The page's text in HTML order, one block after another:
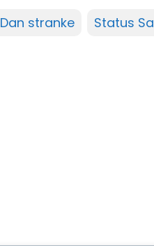
Dan stranke Status